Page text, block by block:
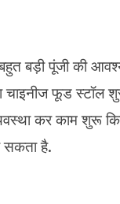
बड़ी पूंजी की
चाइनीज फूड
कर काम शुरू
सकता है.